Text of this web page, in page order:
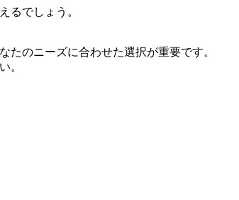
るでしょう。
たのニーズに合わせた選択が重要です。
。